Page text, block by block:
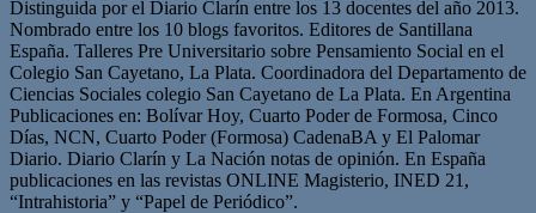
Distinguida por el Diario Clarín entre los 13 docentes del año 2013.
Nombrado entre los 10 blogs favoritos. Editores de Santillana
España. Talleres Pre Universitario sobre Pensamiento Social en el
Colegio San Cayetano, La Plata. Coordinadora del Departamento de
Ciencias Sociales colegio San Cayetano de La Plata. En Argentina
Publicaciones en: Bolívar Hoy, Cuarto Poder de Formosa, Cinco
Días, NCN, Cuarto Poder (Formosa) CadenaBA y El Palomar
Diario. Diario Clarín y La Nación notas de opinión. En España
publicaciones en las revistas ONLINE Magisterio, INED 21,
“Intrahistoria” y “Papel de Periódico”.